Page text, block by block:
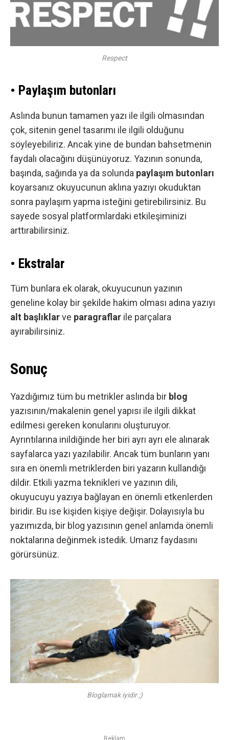
Respect
• Paylaşım butonları
Aslında bunun tamamen yazı ile ilgili olmasından
çok, sitenin genel tasarımı ile ilgili olduğunu
söyleyebiliriz. Ancak yine de bundan bahsetmenin
faydalı olacağını düşünüyoruz. Yazının sonunda,
başında, sağında ya da solunda paylaşım butonları
koyarsanız okuyucunun aklına yazıyı okuduktan
sonra paylaşım yapma isteğini getirebilirsiniz. Bu
sayede sosyal platformlardaki etkileşiminizi
arttırabilirsiniz.
• Ekstralar
Tüm bunlara ek olarak, okuyucunun yazının
geneline kolay bir şekilde hakim olması adına yazıyı
alt başlıklarve paragraflar ile parçalara
ayırabilirsiniz.
Sonuç
Yazdığımız tüm bu metrikler aslında bir blog
yazısının/makalenin genel yapısı ile ilgili dikkat
edilmesi gereken konularını oluşturuyor.
Ayrıntılarına inildiğinde her biri ayrı ayrı ele alınarak
sayfalarca yazı yazılabilir. Ancak tüm bunların yanı
sıra en önemli metriklerden biri yazarın kullandığı
dildir. Etkili yazma teknikleri ve yazının dili,
okuyucuyu yazıya bağlayan en önemli etkenlerden
biridir. Bu ise kişiden kişiye değişir. Dolayısıyla bu
yazımızda, bir blog yazısının genel anlamda önemli
noktalarına değinmek istedik. Umarız faydasını
görürsünüz.
Bloglamak iyidir ;)